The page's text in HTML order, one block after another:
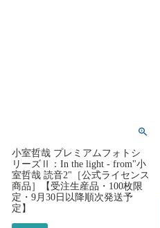
小室哲哉 プレミアムフォトシ
リーズⅡ：In the light - from"小
室哲哉 読音2"［公式ライセンス
商品］【受注生産品・100枚限
定・9月30日以降順次発送予
定】